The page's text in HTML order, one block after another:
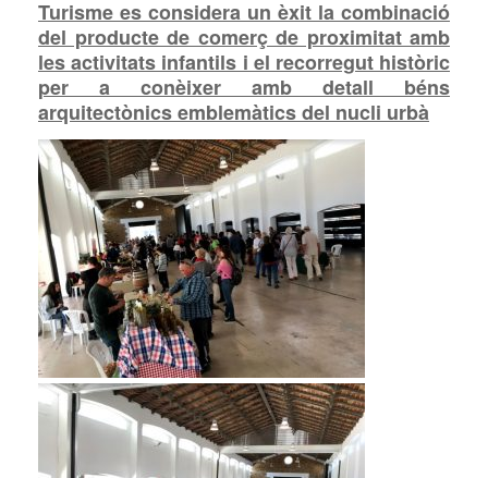
Turisme es considera un èxit la combinació
del producte de comerç de proximitat amb
les activitats infantils i el recorregut històric
per a conèixer amb detall béns
arquitectònics emblemàtics del nucli urbà